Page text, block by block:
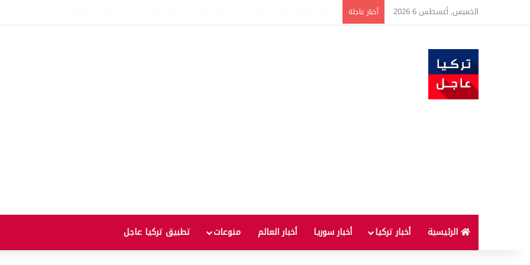
الخميس, أغسطس 6 2026 أخبار عاجلة
الرئيسية أخبار تركيا أخبار سوريا أخبار العالم منوعات تطبيق تركيا عاجل